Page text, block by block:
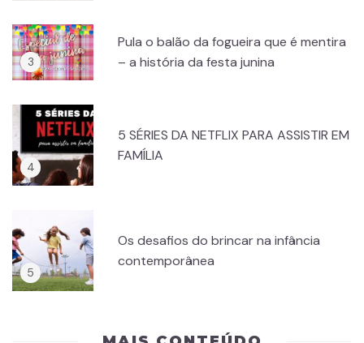
Pula o balão da fogueira que é mentira
– a história da festa junina
5 SÉRIES DA NETFLIX PARA ASSISTIR EM
FAMÍLIA
Os desafios do brincar na infância
contemporânea